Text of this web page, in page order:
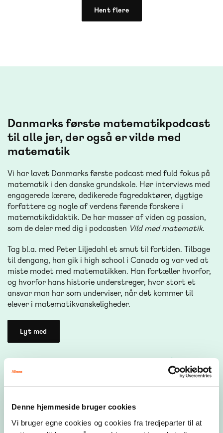
Denne hjemmeside bruger cookies
Vi bruger egne cookies og cookies fra tredjeparter til at
Hent flere
Danmarks første matematikpodcast
til alle jer, der også er vilde med
matematik
Vi har lavet Danmarks første podcast med fuld fokus på
matematik i den danske grundskole. Hør interviews med
engagerede lærere, dedikerede fagredaktører, dygtige
forfattere og nogle af verdens førende forskere i
matematikdidaktik. De har masser af viden og passion,
som de deler med dig i podcasten Vild med matematik.
Tag bl.a. med Peter Liljedahl et smut til fortiden. Tilbage
til dengang, han gik i high school i Canada og var ved at
miste modet med matematikken. Han fortæller hvorfor,
og hvorfor hans historie understreger, hvor stort et
ansvar man har som underviser, når det kommer til
elever i matematikvanskeligheder.
Lyt med